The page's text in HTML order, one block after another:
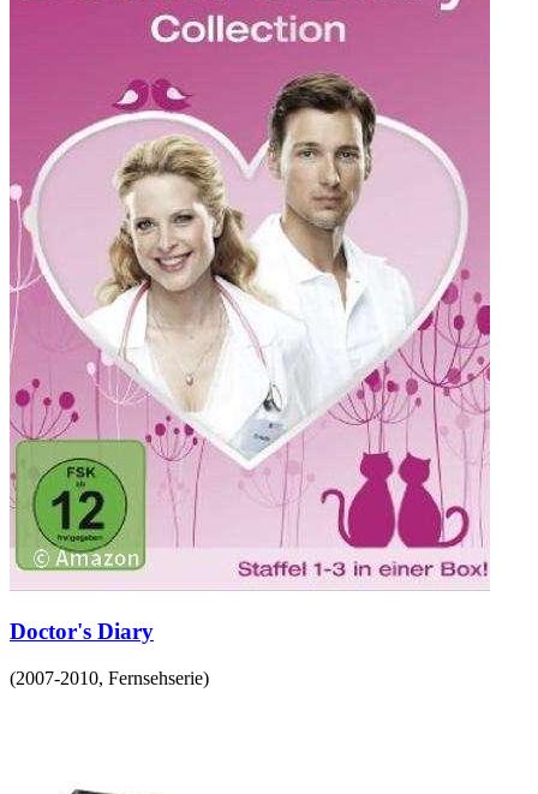
Doctor's Diary
(2007-2010, Fernsehserie)